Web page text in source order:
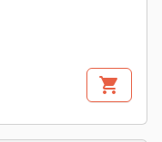
shopping_cart